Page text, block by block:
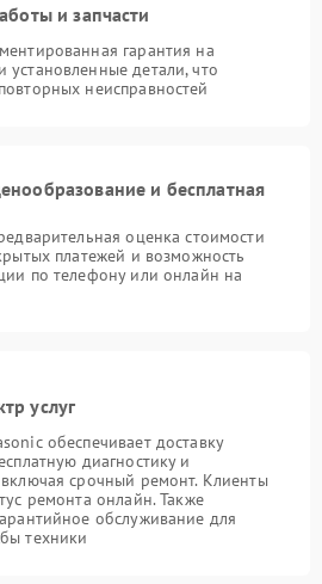
и запчасти
гарантия на
детали, что
неисправностей
и бесплатная
оценка стоимости
платежей и возможность
по телефону или онлайн на
услуг
обеспечивает доставку
диагностику и
срочный ремонт. Клиенты
ремонта онлайн. Также
обслуживание для
техники